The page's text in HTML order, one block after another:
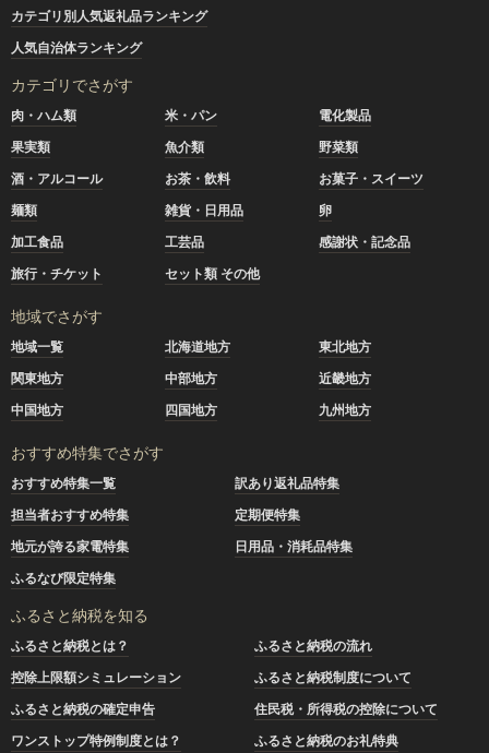
カテゴリ別人気返礼品ランキング
人気自治体ランキング
カテゴリでさがす
肉・ハム類 米・パン
電化製品
果実類
魚介類
野菜類
酒・アルコール
お茶・飲料
お菓子・スイーツ
麺類
雑貨・日用品
卵
加工食品
工芸品
感謝状・記念品
旅行・チケット
セット類 その他
地域でさがす
地域一覧 北海道地方
東北地方
関東地方
中部地方
近畿地方
中国地方
四国地方 九州地方
おすすめ特集でさがす
おすすめ特集一覧
訳あり返礼品特集
担当者おすすめ特集
定期便特集
地元が誇る家電特集
日用品・消耗品特集
ふるなび限定特集
ふるさと納税を知る
ふるさと納税とは？
ふるさと納税の流れ
控除上限額シミュレーション
ふるさと納税制度について
ふるさと納税の確定申告
住民税・所得税の控除について
ワンストップ特例制度とは？
ふるさと納税のお礼特典